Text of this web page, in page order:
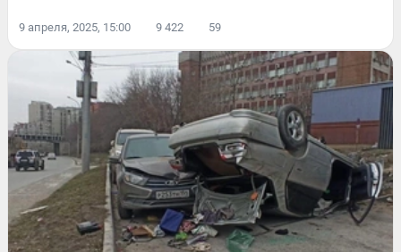
9 апреля, 2025, 15:00 9 422 59